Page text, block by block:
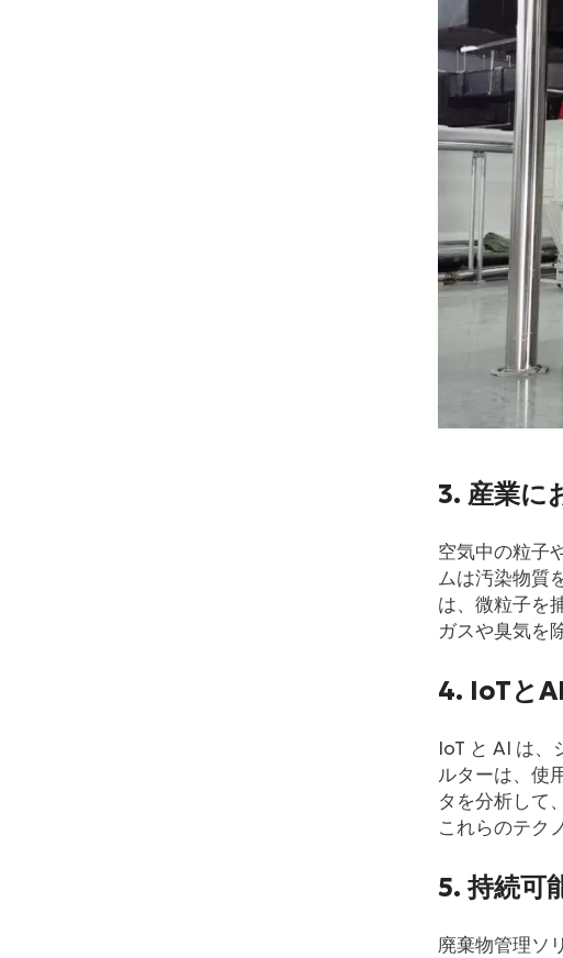
3. 産業に
空気中の粒子
ムは汚染物質
は、微粒子を
ガスや臭気を
4. IoTと
IoT と AI は、
ルターは、使
タを分析して
これらのテク
5. 持続可
廃棄物管理ソ